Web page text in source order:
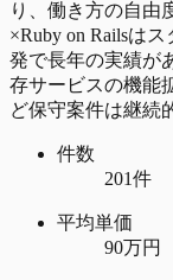
り、働き方の自由
×Ruby on Railsは
発で長年の実績が
存サービスの機能
ど保守案件は継続
件数
201件
平均単価
90万円